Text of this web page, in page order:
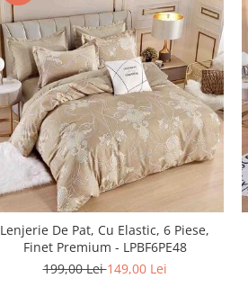
Lenjerie De Pat, Cu Elastic, 6 Piese,
Finet Premium - LPBF6PE48
199,00 Lei149,00 Lei